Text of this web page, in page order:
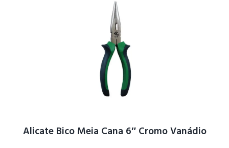
Alicate Bico Meia Cana 6″ Cromo Vanádio